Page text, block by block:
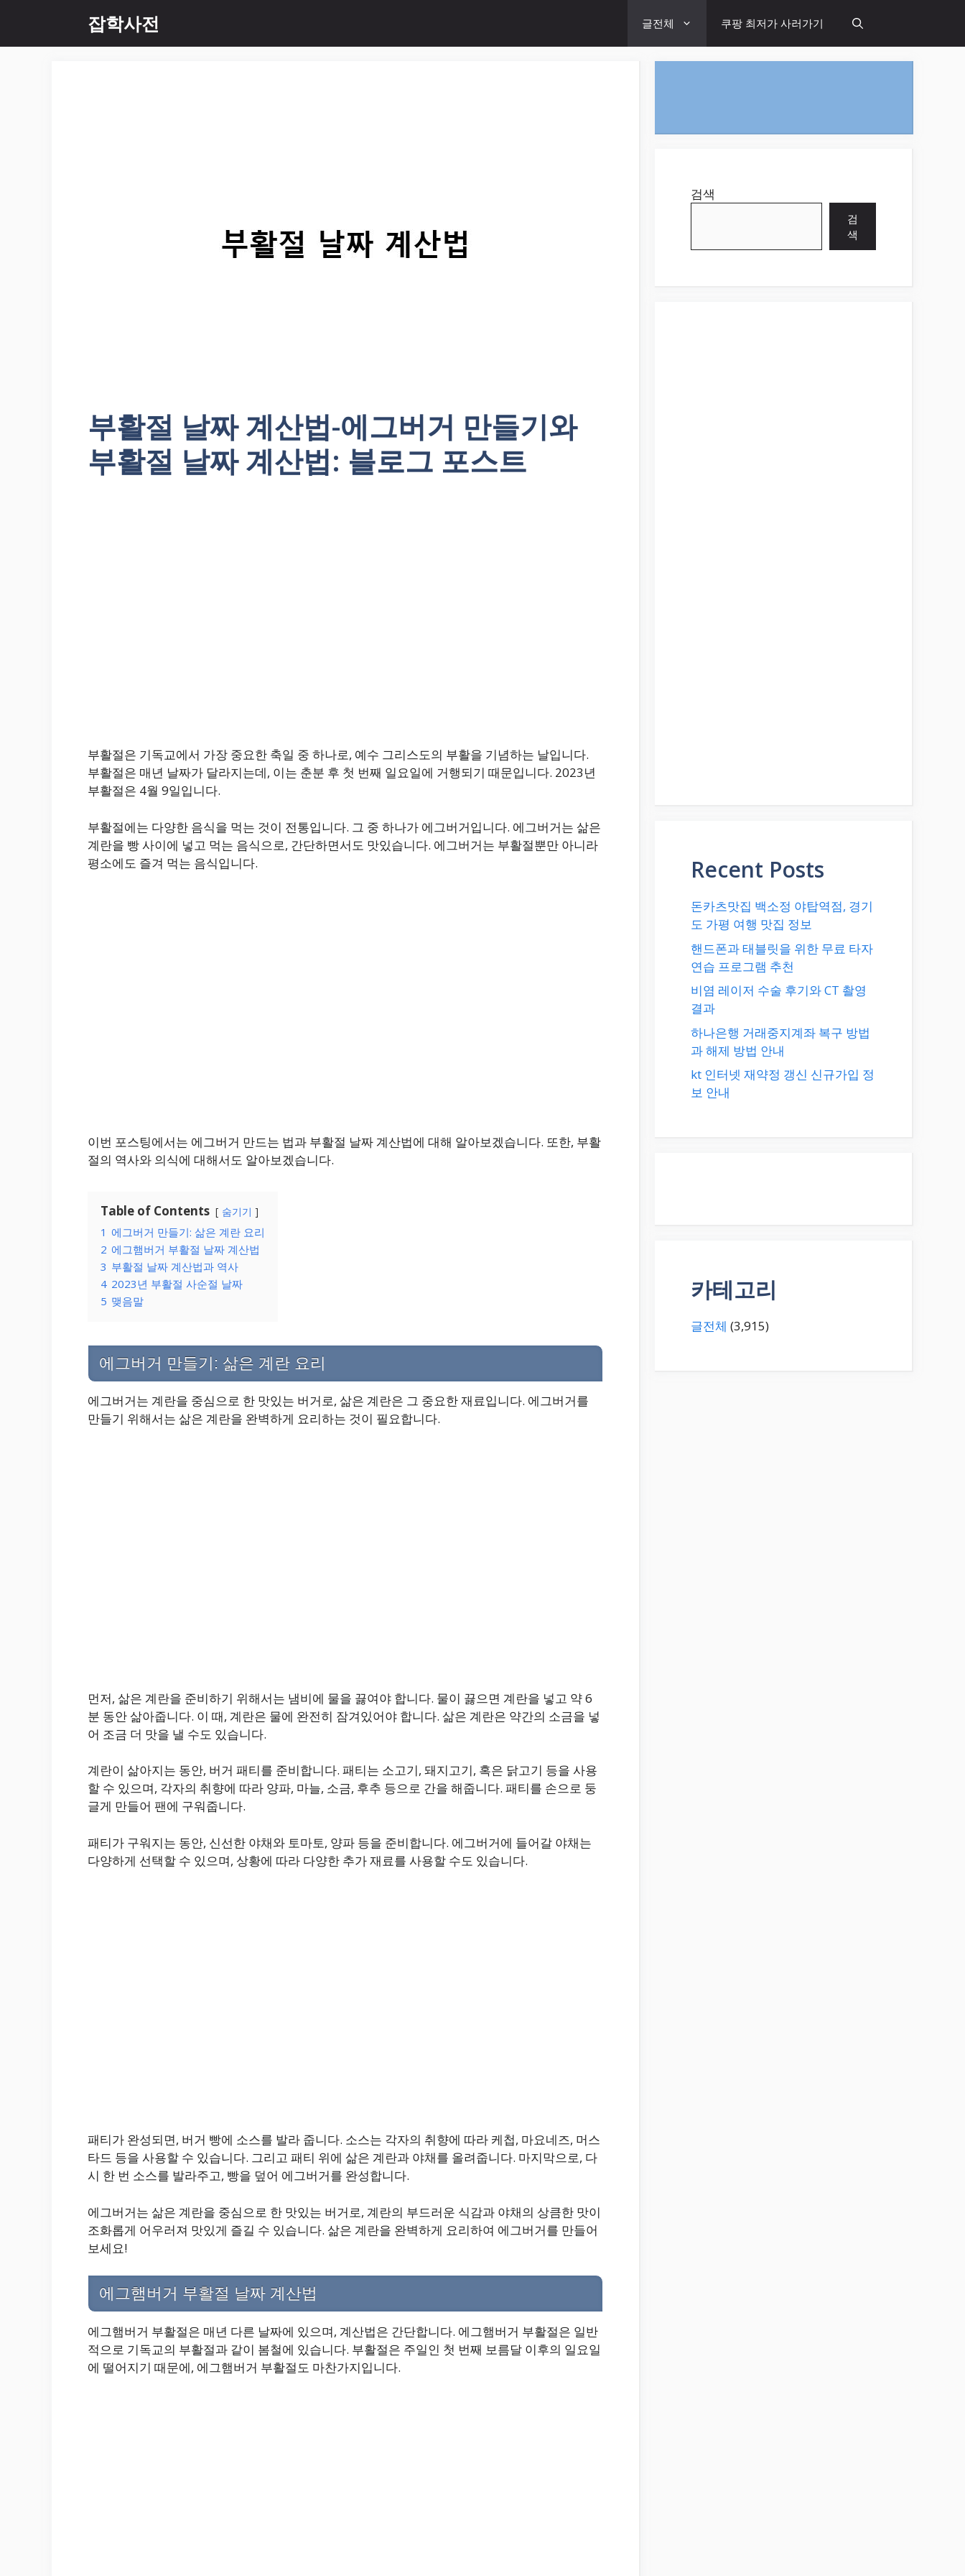
content
잡학사전 글전체 쿠팡 최저가 사러가기
부활절 날짜 계산법-에그버거 만들기와
부활절 날짜 계산법: 블로그 포스트
부활절은 기독교에서 가장 중요한 축일 중 하나로, 예수 그리스도의 부활을 기념하는 날입니다.
부활절은 매년 날짜가 달라지는데, 이는 춘분 후 첫 번째 일요일에 거행되기 때문입니다. 2023년
부활절은 4월 9일입니다.
부활절에는 다양한 음식을 먹는 것이 전통입니다. 그 중 하나가 에그버거입니다. 에그버거는 삶은
계란을 빵 사이에 넣고 먹는 음식으로, 간단하면서도 맛있습니다. 에그버거는 부활절뿐만 아니라
평소에도 즐겨 먹는 음식입니다.
이번 포스팅에서는 에그버거 만드는 법과 부활절 날짜 계산법에 대해 알아보겠습니다. 또한, 부활
절의 역사와 의식에 대해서도 알아보겠습니다.
Table of Contents 숨기기
1 에그버거 만들기: 삶은 계란 요리
2 에그햄버거 부활절 날짜 계산법
3 부활절 날짜 계산법과 역사
4 2023년 부활절 사순절 날짜
5 맺음말
에그버거 만들기: 삶은 계란 요리
에그버거는 계란을 중심으로 한 맛있는 버거로, 삶은 계란은 그 중요한 재료입니다. 에그버거를
만들기 위해서는 삶은 계란을 완벽하게 요리하는 것이 필요합니다.
먼저, 삶은 계란을 준비하기 위해서는 냄비에 물을 끓여야 합니다. 물이 끓으면 계란을 넣고 약 6
분 동안 삶아줍니다. 이 때, 계란은 물에 완전히 잠겨있어야 합니다. 삶은 계란은 약간의 소금을 넣
어 조금 더 맛을 낼 수도 있습니다.
계란이 삶아지는 동안, 버거 패티를 준비합니다. 패티는 소고기, 돼지고기, 혹은 닭고기 등을 사용
할 수 있으며, 각자의 취향에 따라 양파, 마늘, 소금, 후추 등으로 간을 해줍니다. 패티를 손으로 둥
글게 만들어 팬에 구워줍니다.
패티가 구워지는 동안, 신선한 야채와 토마토, 양파 등을 준비합니다. 에그버거에 들어갈 야채는
다양하게 선택할 수 있으며, 상황에 따라 다양한 추가 재료를 사용할 수도 있습니다.
패티가 완성되면, 버거 빵에 소스를 발라 줍니다. 소스는 각자의 취향에 따라 케첩, 마요네즈, 머스
타드 등을 사용할 수 있습니다. 그리고 패티 위에 삶은 계란과 야채를 올려줍니다. 마지막으로, 다
시 한 번 소스를 발라주고, 빵을 덮어 에그버거를 완성합니다.
에그버거는 삶은 계란을 중심으로 한 맛있는 버거로, 계란의 부드러운 식감과 야채의 상큼한 맛이
조화롭게 어우러져 맛있게 즐길 수 있습니다. 삶은 계란을 완벽하게 요리하여 에그버거를 만들어
보세요!
에그햄버거 부활절 날짜 계산법
에그햄버거 부활절은 매년 다른 날짜에 있으며, 계산법은 간단합니다. 에그햄버거 부활절은 일반
적으로 기독교의 부활절과 같이 봄철에 있습니다. 부활절은 주일인 첫 번째 보름달 이후의 일요일
에 떨어지기 때문에, 에그햄버거 부활절도 마찬가지입니다.
검색
검
색
Recent Posts
돈카츠맛집 백소정 야탑역점, 경기
도 가평 여행 맛집 정보
핸드폰과 태블릿을 위한 무료 타자
연습 프로그램 추천
비염 레이저 수술 후기와 CT 촬영
결과
하나은행 거래중지계좌 복구 방법
과 해제 방법 안내
kt 인터넷 재약정 갱신 신규가입 정
보 안내
카테고리
글전체 (3,915)